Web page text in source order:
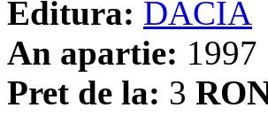
Editura: DACIA
An apartie: 1997
Pret de la: 3